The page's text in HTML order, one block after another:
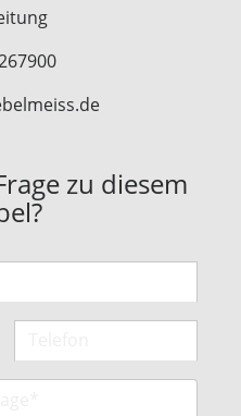
zu diesem